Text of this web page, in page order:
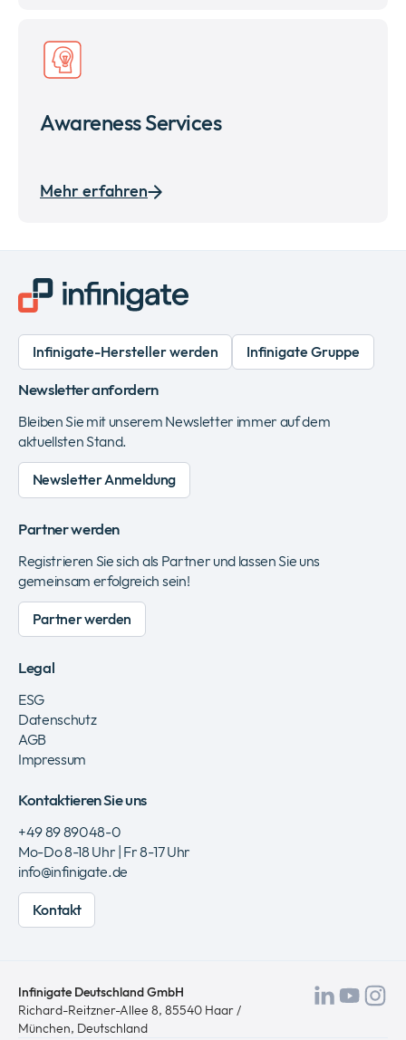
Awareness Services
Mehr erfahren
Infinigate-Hersteller werden Infinigate Gruppe
Newsletter anfordern
Bleiben Sie mit unserem Newsletter immer auf dem
aktuellsten Stand.
Newsletter Anmeldung
Partner werden
Registrieren Sie sich als Partner und lassen Sie uns
gemeinsam erfolgreich sein!
Partner werden
Legal
ESG
Datenschutz
AGB
Impressum
Kontaktieren Sie uns
+49 89 89048-0
Mo-Do 8-18 Uhr | Fr 8-17 Uhr
info@infinigate.de
Kontakt
Infinigate Deutschland GmbH
Richard-Reitzner-Allee 8, 85540 Haar /
München, Deutschland